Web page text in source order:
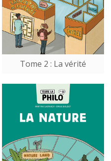
Tome 2 : La vérité